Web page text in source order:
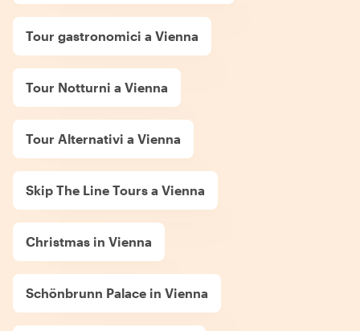
Tour gastronomici a Vienna
Tour Notturni a Vienna
Tour Alternativi a Vienna
Skip The Line Tours a Vienna
Christmas in Vienna
Schönbrunn Palace in Vienna